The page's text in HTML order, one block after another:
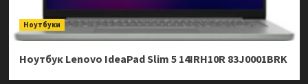
Ноутбуки
Ноутбук Lenovo IdeaPad Slim 5 14IRH10R 83J0001BRK